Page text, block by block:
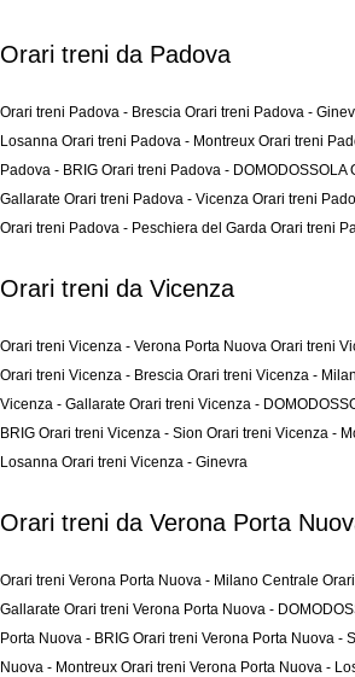
Orari treni da Padova
Orari treni Padova - Brescia Orari treni Padova -
Losanna Orari treni Padova - Montreux Orari treni
Padova - BRIG Orari treni Padova - DOMODOSSOLA
Gallarate Orari treni Padova - Vicenza Orari treni
Orari treni Padova - Peschiera del Garda Orari treni
Orari treni da Vicenza
Orari treni Vicenza - Verona Porta Nuova Orari treni
Orari treni Vicenza - Brescia Orari treni Vicenza -
Vicenza - Gallarate Orari treni Vicenza -
BRIG Orari treni Vicenza - Sion Orari treni Vicenza -
Losanna Orari treni Vicenza - Ginevra
Orari treni da Verona Porta
Orari treni Verona Porta Nuova - Milano Centrale
Gallarate Orari treni Verona Porta Nuova -
Porta Nuova - BRIG Orari treni Verona Porta Nuova -
Nuova - Montreux Orari treni Verona Porta Nuova -